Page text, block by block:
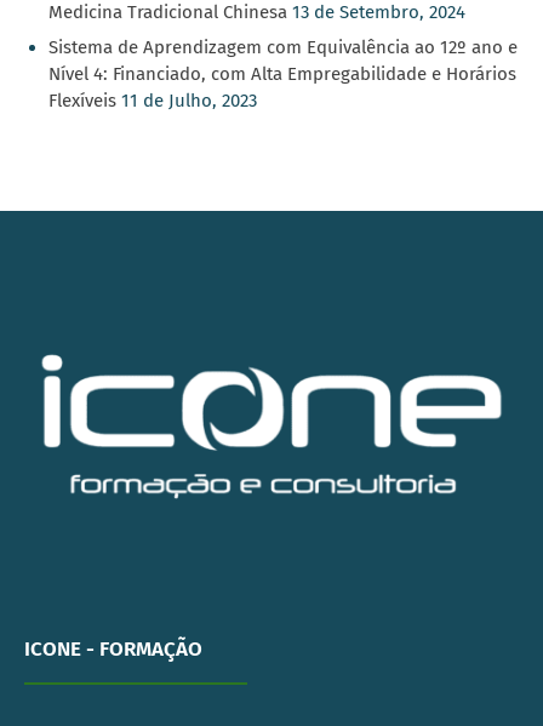
Medicina Tradicional Chinesa 13 de Setembro, 2024
Sistema de Aprendizagem com Equivalência ao 12º ano e
Nível 4: Financiado, com Alta Empregabilidade e Horários
Flexíveis 11 de Julho, 2023
ICONE - FORMAÇÃO